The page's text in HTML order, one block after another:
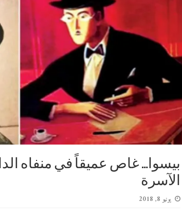
بيسوا… غاص عميقاً في منفاه
الآسرة
يونيو 8, 2018